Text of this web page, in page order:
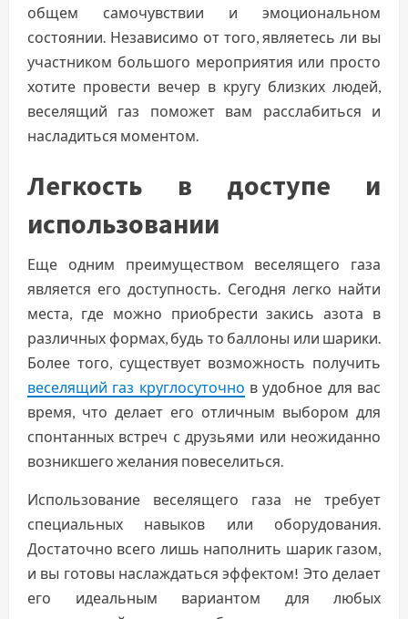
общем самочувствии и эмоциональном
состоянии. Независимо от того, являетесь ли вы
участником большого мероприятия или просто
хотите провести вечер в кругу близких людей,
веселящий газ поможет вам расслабиться и
насладиться моментом.
Легкость в доступе и
использовании
Еще одним преимуществом веселящего газа
является его доступность. Сегодня легко найти
места, где можно приобрести закись азота в
различных формах, будь то баллоны или шарики.
Более того, существует возможность получить
веселящий газ круглосуточно в удобное для вас
время, что делает его отличным выбором для
спонтанных встреч с друзьями или неожиданно
возникшего желания повеселиться.
Использование веселящего газа не требует
специальных навыков или оборудования.
Достаточно всего лишь наполнить шарик газом,
и вы готовы наслаждаться эффектом! Это делает
его идеальным вариантом для любых